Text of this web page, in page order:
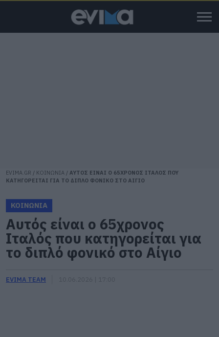
EVIMA.GR / ΚΟΙΝΩΝΙΑ / ΑΥΤΟΣ ΕΙΝΑΙ Ο 65ΧΡΟΝΟΣ ΙΤΑΛΟΣ ΠΟΥ
ΚΑΤΗΓΟΡΕΙΤΑΙ ΓΙΑ ΤΟ ΔΙΠΛΟ ΦΟΝΙΚΟ ΣΤΟ ΑΙΓΙΟ
ΚΟΙΝΩΝΙΑ
Αυτός είναι ο 65χρονος
Ιταλός που κατηγορείται για
το διπλό φονικό στο Αίγιο
EVIMA TEAM